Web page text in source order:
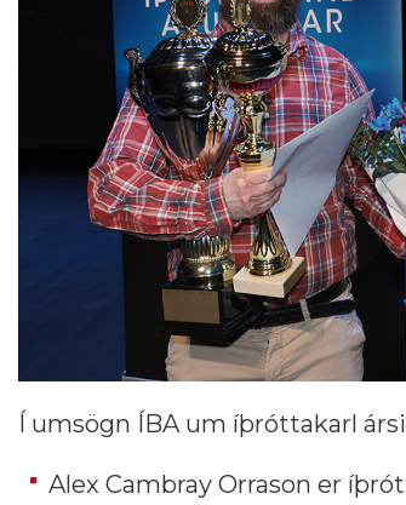
Í umsögn ÍBA um íþróttakarl
Alex Cambray Orrason er